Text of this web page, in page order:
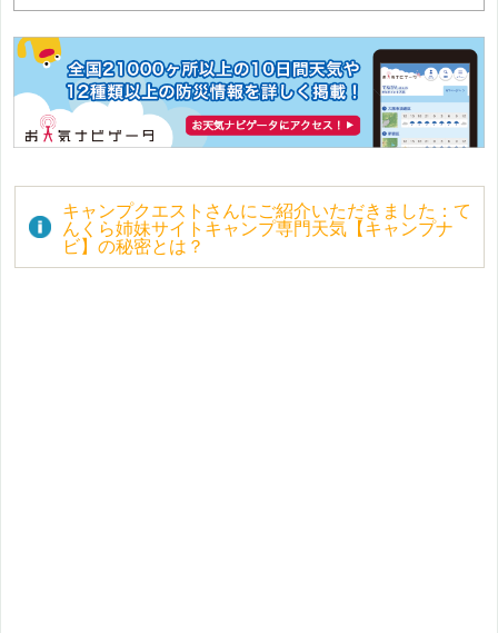
キャンプクエストさんにご紹介いただきました：て
んくら姉妹サイトキャンプ専門天気【キャンプナ
ビ】の秘密とは？